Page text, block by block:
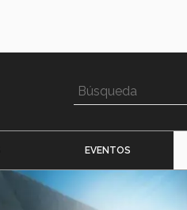
EVENTOS